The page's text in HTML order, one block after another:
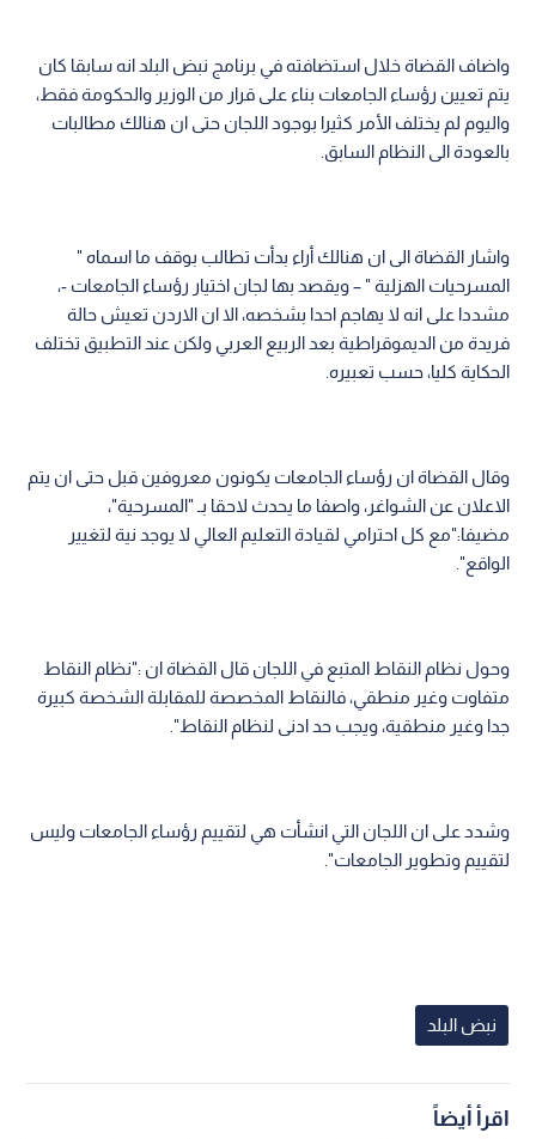
واضاف القضاة خلال استضافته في برنامج نبض البلد انه سابقا كان
يتم تعيين رؤساء الجامعات بناء على قرار من الوزير والحكومة فقط،
واليوم لم يختلف الأمر كثيرا بوجود اللجان حتى ان هنالك مطالبات
بالعودة الى النظام السابق.
واشار القضاة الى ان هنالك أراء بدأت تطالب بوقف ما اسماه "
المسرحيات الهزلية " – ويقصد بها لجان اختيار رؤساء الجامعات -،
مشددا على انه لا يهاجم احدا بشخصه، الا ان الاردن تعيش حالة
فريدة من الديموقراطية بعد الربيع العربي ولكن عند التطبيق تختلف
الحكاية كليا، حسب تعبيره.
وقال القضاة ان رؤساء الجامعات يكونون معروفين قبل حتى ان يتم
الاعلان عن الشواغر، واصفا ما يحدث لاحقا بـ "المسرحية"،
مضيفا:"مع كل احترامي لقيادة التعليم العالي لا يوجد نية لتغيير
الواقع".
وحول نظام النقاط المتبع في اللجان قال القضاة ان :"نظام النقاط
متفاوت وغير منطقي، فالنقاط المخصصة للمقابلة الشخصة كبيرة
جدا وغير منطقية، ويجب حد ادنى لنظام النقاط".
وشدد على ان اللجان التي انشأت هي لتقييم رؤساء الجامعات وليس
لتقييم وتطوير الجامعات".
نبض البلد
اقرأ أيضاً